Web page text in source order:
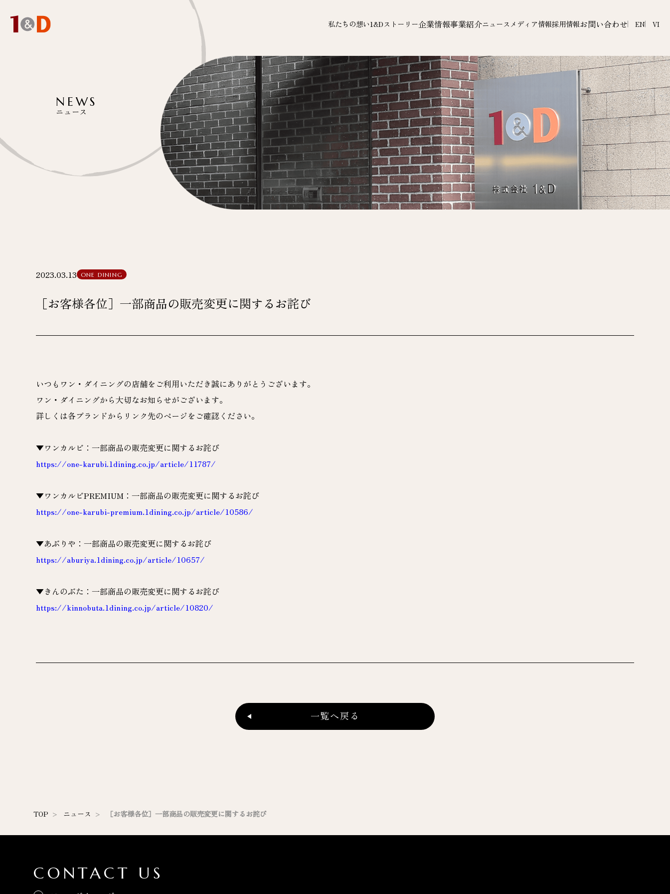
私たちの想い1&Dストーリー企業情報事業紹介ニュース メディア情報採用情報お問い合わせ EN VI
NEWS
ニュース
2023.03.13 ONE DINING
［お客様各位］一部商品の販売変更に関するお詫び
いつもワン・ダイニングの店舗をご利用いただき誠にありがとうございます。
ワン・ダイニングから大切なお知らせがございます。
詳しくは各ブランドからリンク先のページをご確認ください。
▼ワンカルビ：一部商品の販売変更に関するお詫び
https://one-karubi.1dining.co.jp/article/11787/
▼ワンカルビPREMIUM：一部商品の販売変更に関するお詫び
https://one-karubi-premium.1dining.co.jp/article/10586/
▼あぶりや：一部商品の販売変更に関するお詫び
https://aburiya.1dining.co.jp/article/10657/
▼きんのぶた：一部商品の販売変更に関するお詫び
https://kinnobuta.1dining.co.jp/article/10820/
一覧へ戻る
TOP ニュース ［お客様各位］一部商品の販売変更に関するお詫び
CONTACT US